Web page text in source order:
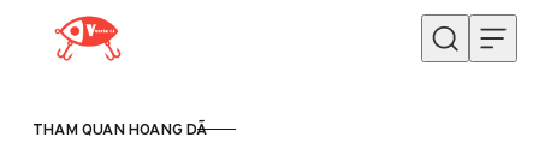
Skip to content
CATEGORY
THAM QUAN HOANG DÃ